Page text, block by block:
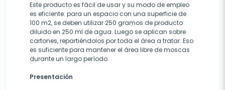
Este producto es fácil de usar y su modo de empleo
es eficiente: para un espacio con una superficie de
100 m2, se deben utilizar 250 gramos de producto
diluido en 250 ml de agua. Luego se aplican sobre
cartones, repartiéndolos por toda el área a tratar. Eso
es suficiente para mantener el área libre de moscas
durante un largo período.
Presentación